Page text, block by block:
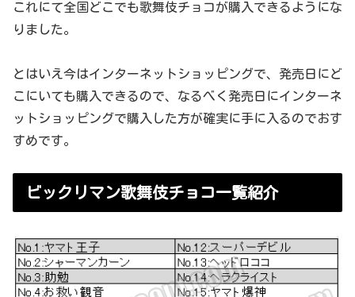
これにて全国どこでも歌舞伎チョコが購入できるようにな
りました。
とはいえ今はインターネットショッピングで、発売日にど
こにいても購入できるので、なるべく発売日にインターネ
ットショッピングで購入した方が確実に手に入るのでおす
すめです。
ビックリマン歌舞伎チョコ一覧紹介